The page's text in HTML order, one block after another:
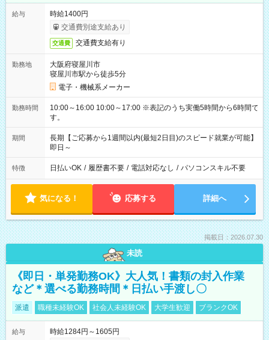
給与
時給1400円
交通費別途支給あり
交通費 交通費支給有り
勤務地
大阪府寝屋川市
寝屋川市駅から徒歩5分
電子・機械系メーカー
勤務時間
10:00～16:00 10:00～17:00 ※表記のうち実働5時間から6時間で
す。
期間
長期【ご応募から1週間以内(最短2日目)のスピード就業が可能】
即日～
特徴 日払いOK / 履歴書不要 / 電話対応なし / パソコンスキル不要
気になる！ 応募する 詳細へ
掲載日：2026.07.30
未読
《即日・単発勤務OK》大人気！書類の封入作業
など＊選べる勤務時間＊日払い手渡し〇
派遣 職種未経験OK 社会人未経験OK 大学生歓迎 ブランクOK
給与
時給1284円～1605円